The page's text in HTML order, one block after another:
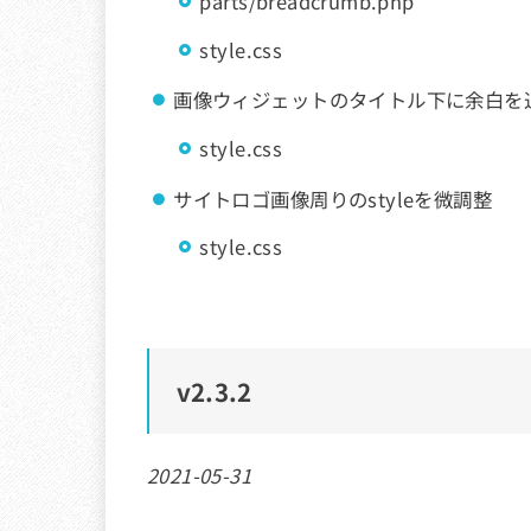
style.css
画像ウィジェットのタイトル下に余白を
style.css
サイトロゴ画像周りのstyleを微調整
style.css
v2.3.2
2021-05-31